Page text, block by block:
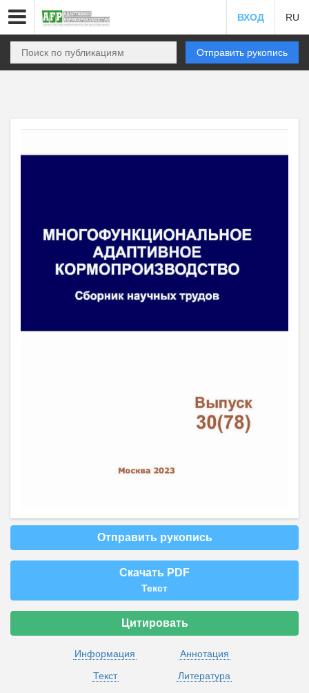
ВХОД RU
Отправить рукопись
Отправить рукопись
Скачать PDF
Текст
Цитировать
Информация
Аннотация
Текст
Литература